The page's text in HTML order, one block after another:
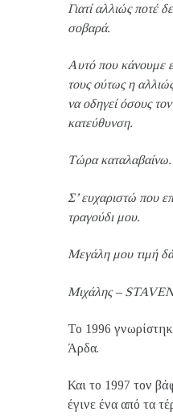
Γιατί αλλιώς ποτέ
σοβαρά.
Αυτό που κάνουμε
τους ούτως η
να οδηγεί όσους
κατεύθυνση.
Τώρα καταλαβαίνω.
Σ’ ευχαριστώ που
τραγούδι μου.
Μεγάλη μου τιμή
Μιχάλης –
Το 1996
Άρδα.
Και το 1997 τον
έγινε ένα από τα